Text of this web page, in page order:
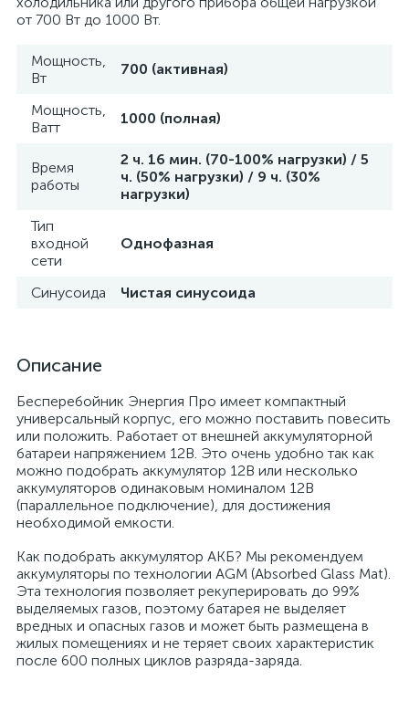
от 700 Вт до 1000 Вт.
Мощность,
Вт
700 (активная)
Мощность,
Ватт
1000 (полная)
Время
работы
2 ч. 16 мин. (70-100% нагрузки) / 5
ч. (50% нагрузки) / 9 ч. (30%
нагрузки)
Тип
входной
сети
Однофазная
Синусоида Чистая синусоида
Описание
Бесперебойник Энергия Про имеет компактный
универсальный корпус, его можно поставить повесить
или положить. Работает от внешней аккумуляторной
батареи напряжением 12В. Это очень удобно так как
можно подобрать аккумулятор 12В или несколько
аккумуляторов одинаковым номиналом 12В
(параллельное подключение), для достижения
необходимой емкости.
Как подобрать аккумулятор АКБ? Мы рекомендуем
аккумуляторы по технологии AGM (Absorbed Glass Mat).
Эта технология позволяет рекуперировать до 99%
выделяемых газов, поэтому батарея не выделяет
вредных и опасных газов и может быть размещена в
жилых помещениях и не теряет своих характеристик
после 600 полных циклов разряда-заряда.